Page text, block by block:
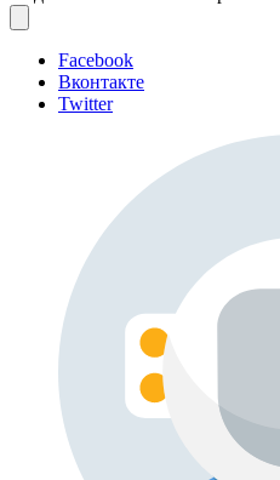
Facebook
Вконтакте
Twitter